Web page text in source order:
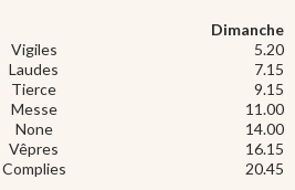
Dimanche
Vigiles
5.20
Laudes
7.15
Tierce
9.15
Messe
11.00
None
14.00
Vêpres
16.15
Complies 20.45